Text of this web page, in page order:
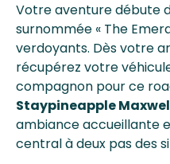
Votre aventure débute
surnommée « The
verdoyants. Dès votre
récupérez votre
compagnon pour ce
Staypineapple
ambiance accueillante
central à deux pas des